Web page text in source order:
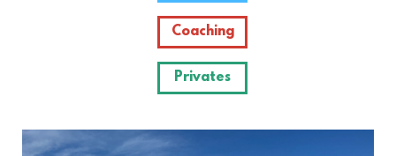
Coaching
Privates